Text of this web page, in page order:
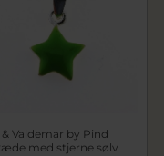
& Valdemar by Pind
med stjerne sølv